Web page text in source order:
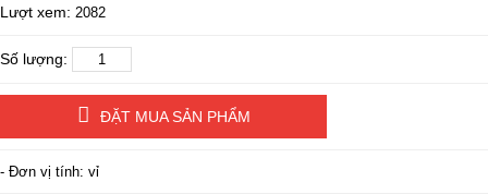
Lượt xem: 2082
Số lượng:
ĐẶT MUA SẢN PHẨM
- Đơn vị tính: vỉ